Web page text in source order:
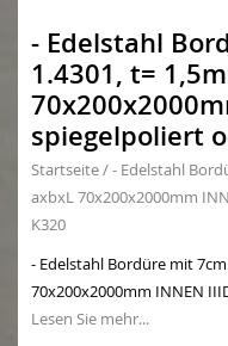
- Edelstahl
1.4301, t=
spiegelpoliert
Startseite/- Edelstahl
axbxL 70x200x2000mm
K320
- Edelstahl Bordüre mit
70x200x2000mm INNEN
Lesen Sie mehr...